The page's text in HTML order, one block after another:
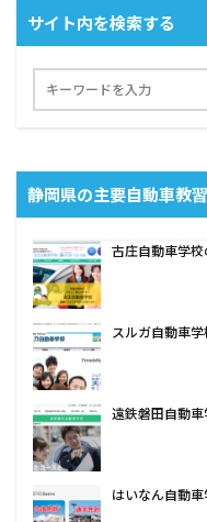
サイト内を検索する
静岡県の主要自動車教
古庄自動車学
スルガ自動車
遠鉄磐田自動
はいなん自動